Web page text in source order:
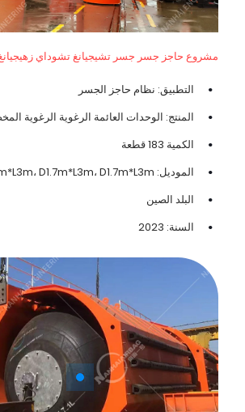
مشروع حاجز جسر جسر تشيجيانغ تشوداي
التطبيق: نظام حاجز الجسر
المنتج: الوحدات العائمة الرغوية الرغوية
الكمية 183 قطعة
الموديل: D1.8m*L3m، D1.7m*L3m، D1.7m*L3m
البلد الصين
السنة: 2023